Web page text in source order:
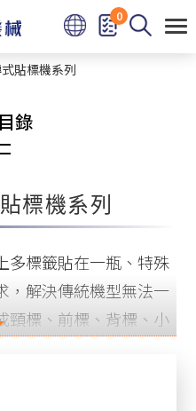
0
貼標機系列
標機系列
多標籤貼在一瓶、特殊
，解決傳統機型無法一
頸標、前標、背標、小